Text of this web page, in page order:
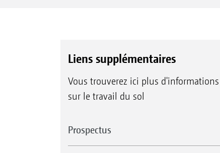
Liens supplémentaires
Vous trouverez ici plus d'informations
sur le travail du sol
Prospectus